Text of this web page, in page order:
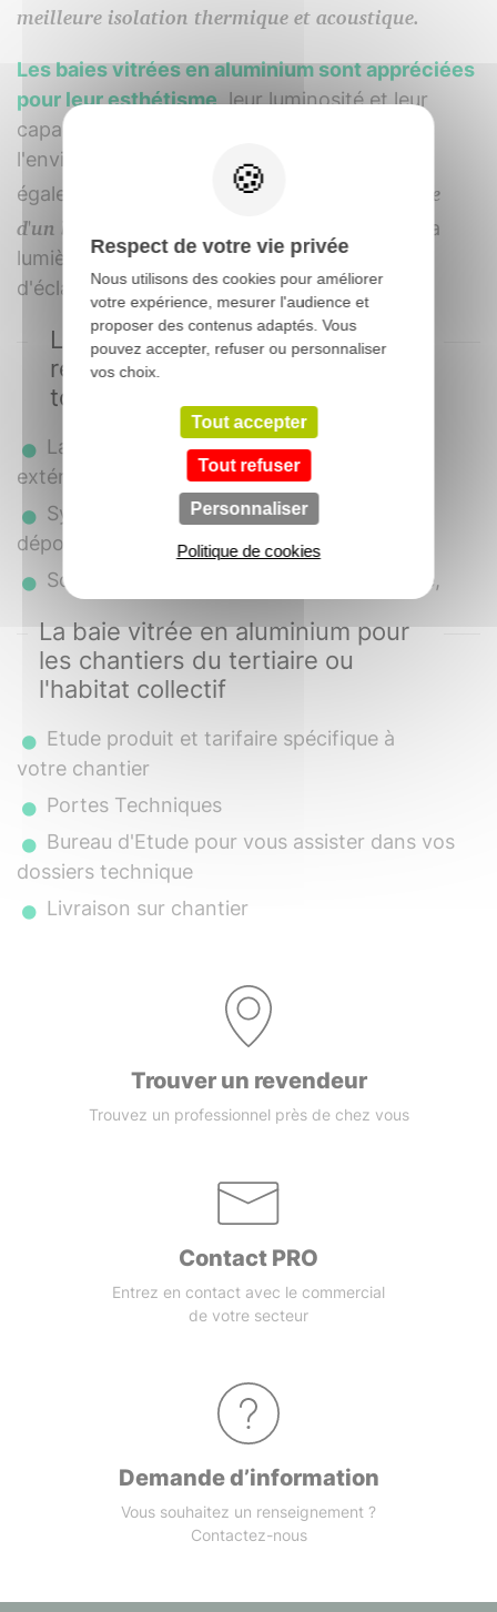
meilleure isolation thermique et acoustique.
Les baies vitrées en aluminium sont appréciées
pour leur esthétisme, leur luminosité et leur
capacité à créer une connexion visuelle avec
l'environnement extérieur. Elles peuvent
également
contribuer à l'efficacité énergétique
d'un bâtiment
en maximisant l'utilisation de la
lumière naturelle et en réduisant les besoins
d'éclairage artificiel pendant la journée.
La baie vitrée aluminium en
rénovation ou en dépose
totale
Larges choix d'habillages intérieurs et
extérieur disponible sans plus value,
Système de dormant spécifique pour la
dépose totale,
Solution ouvrant visible ou ouvrant caché,
La baie vitrée en aluminium pour
les chantiers du tertiaire ou
l'habitat collectif
Etude produit et tarifaire spécifique à
votre chantier
Portes Techniques
Bureau d'Etude pour vous assister dans vos
dossiers technique
Livraison sur chantier
Trouver un revendeur
Trouvez un professionnel près de chez vous
Contact PRO
Entrez en contact avec le commercial
de votre secteur
Demande d’information
Vous souhaitez un renseignement ?
Contactez-nous
Respect de votre vie privée
Nous utilisons des cookies pour améliorer
votre expérience, mesurer l'audience et
proposer des contenus adaptés. Vous
pouvez accepter, refuser ou personnaliser
vos choix.
Tout accepter
Tout refuser
Personnaliser
Politique de cookies